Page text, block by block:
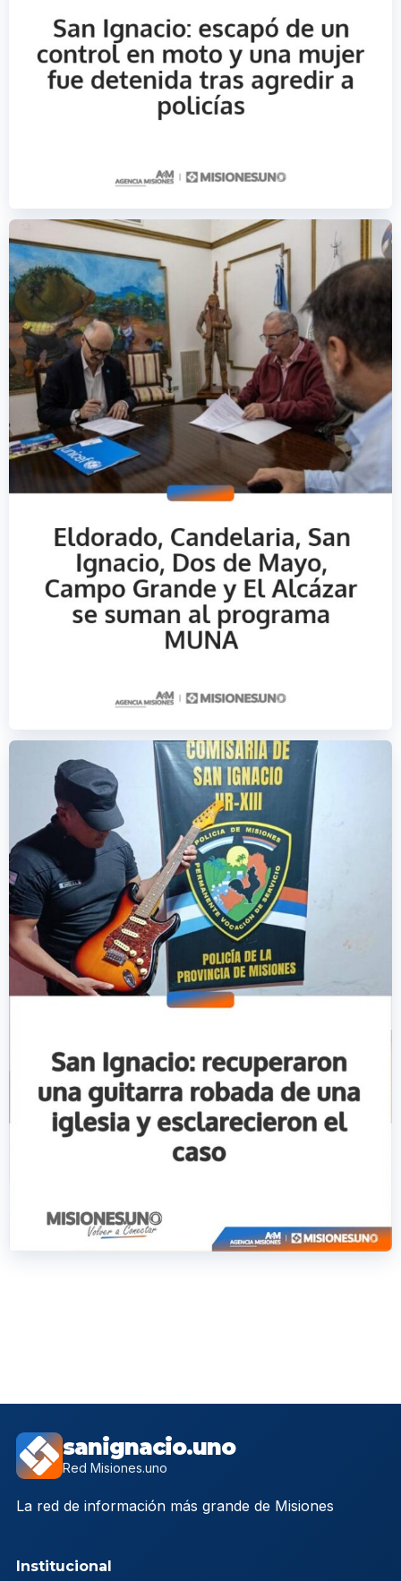
sanignacio.uno
Red Misiones.uno
La red de información más grande de Misiones
Institucional